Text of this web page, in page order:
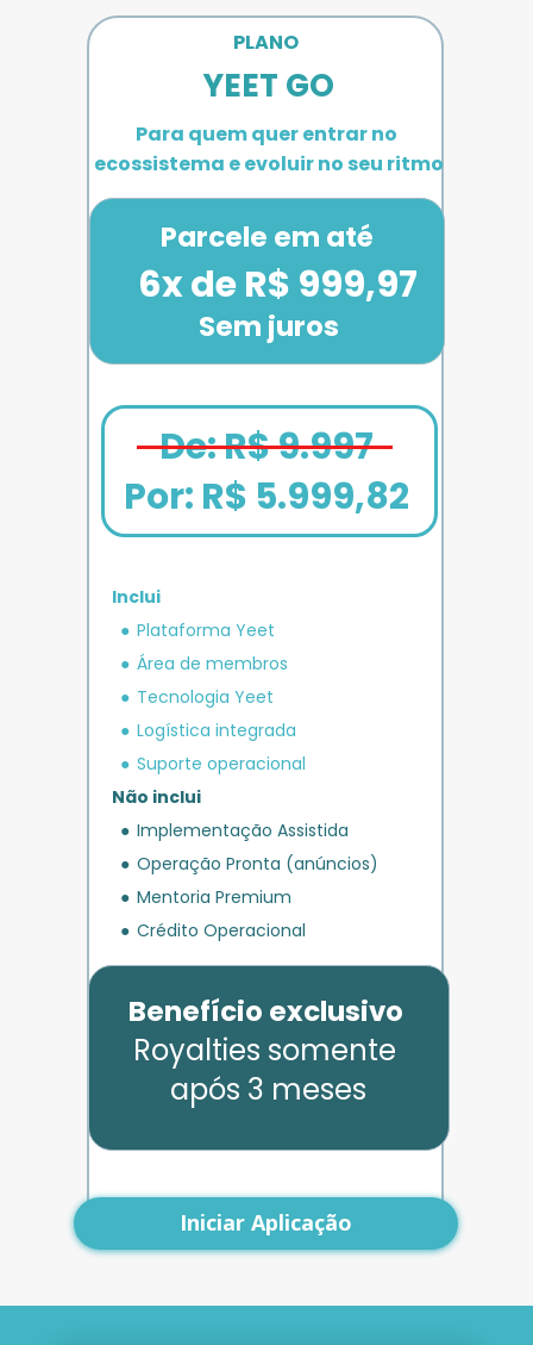
PLANO
PLANO
IMPULSO
YEET GO
Para quem quer entrar no
ecossistema e evoluir no seu ritmo
Parcele em até
Parcele em até
12x de R$ 1.666,67
Sem juros
Inclui
Plataforma Yeet
Área de membros
Tecnologia Yeet
Logística integrada
Suporte operacional
Não inclui
Implementação Assistida
Operação Pronta (anúncios)
Mentoria Premium
Crédito Operacional
Bônus exclusivo
+ R$ 5.000
Yeet
Benefício exclusivo
Iniciar Aplicação
6x de R$ 999,97
De: R$ 9.997
Por: R$ 5.999,82
Royalties somente
após 3 meses
Benefício exclusivo